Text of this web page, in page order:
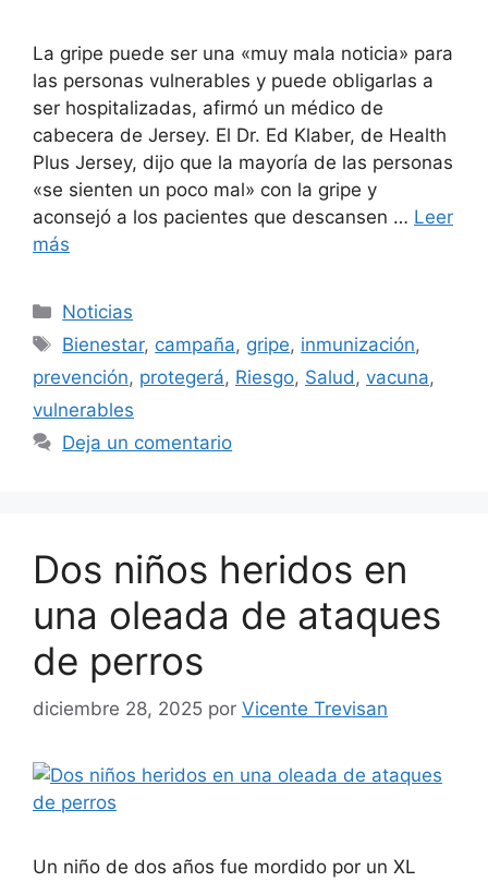
La gripe puede ser una «muy mala noticia» para
las personas vulnerables y puede obligarlas a
ser hospitalizadas, afirmó un médico de
cabecera de Jersey. El Dr. Ed Klaber, de Health
Plus Jersey, dijo que la mayoría de las personas
«se sienten un poco mal» con la gripe y
aconsejó a los pacientes que descansen … Leer
más
Categorías
Noticias
Etiquetas
Bienestar, campaña, gripe, inmunización,
prevención, protegerá, Riesgo, Salud , vacuna,
vulnerables
Deja un comentario
Dos niños heridos en
una oleada de ataques
de perros
diciembre 28, 2025 por Vicente Trevisan
Un niño de dos años fue mordido por un XL